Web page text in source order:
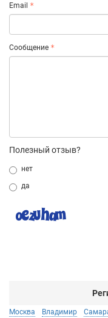
Email
Сообщение
Полезный отзыв?
нет
да
Москва Владимир